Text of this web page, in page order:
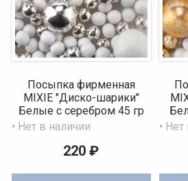
Посыпка фирменная
MIXIE "Диско-шарики"
Белые с серебром 45 гр
• Нет в наличии
220₽
•